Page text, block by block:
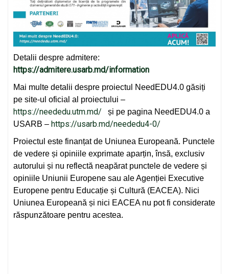
Detalii despre admitere:
https://admitere.usarb.md/information
Mai multe detalii despre proiectul NeedEDU4.0 găsiți
pe site-ul oficial al proiectului –
https://neededu.utm.md/ și pe pagina NeedEDU4.0 a
USARB – https://usarb.md/neededu4-0/
Proiectul este finanțat de Uniunea Europeană. Punctele
de vedere și opiniile exprimate aparțin, însă, exclusiv
autorului și nu reflectă neapărat punctele de vedere și
opiniile Uniunii Europene sau ale Agenției Executive
Europene pentru Educație și Cultură (EACEA). Nici
Uniunea Europeană și nici EACEA nu pot fi considerate
răspunzătoare pentru acestea.